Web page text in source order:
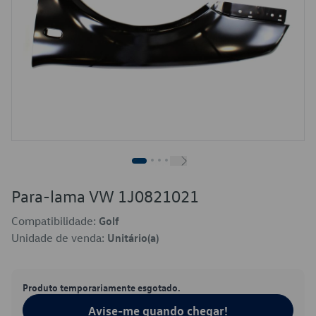
Para-lama VW 1J0821021
Compatibilidade: Golf
Unidade de venda: Unitário(a)
Produto temporariamente esgotado.
Avise-me quando chegar!